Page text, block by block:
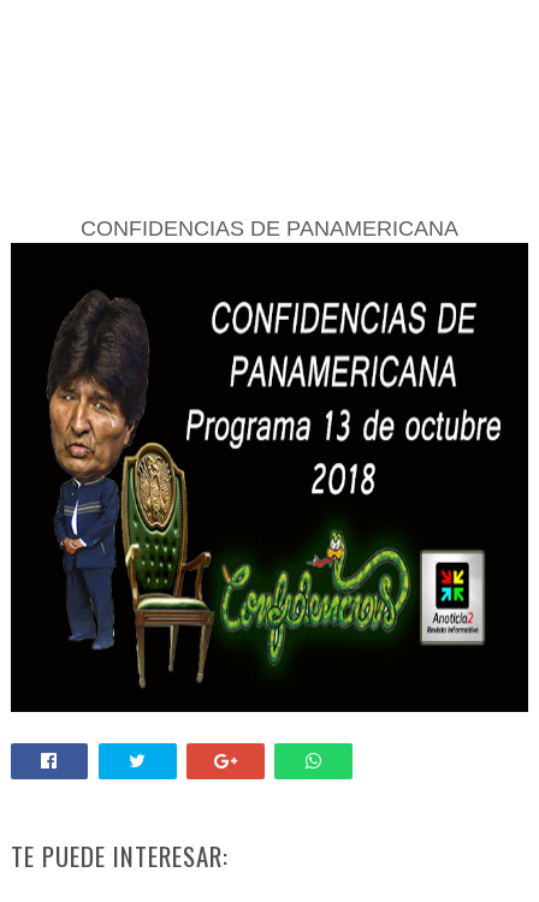
CONFIDENCIAS DE PANAMERICANA
TE PUEDE INTERESAR: